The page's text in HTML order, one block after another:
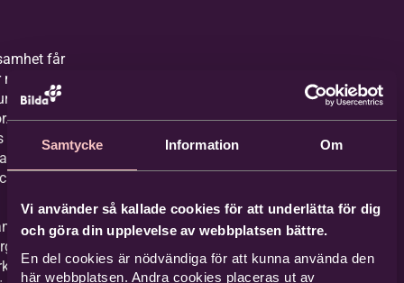
Samtycke Information Om
Vi använder så kallade cookies för att underlätta för dig
och göra din upplevelse av webbplatsen bättre.
En del cookies är nödvändiga för att kunna använda den
här webbplatsen. Andra cookies placeras ut av
får
att
på sina
Vi har
inom musik,
teater,
hantverk.
med våra
ortodoxa